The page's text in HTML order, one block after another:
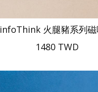
infoThink 火腿豬系列
1480 TWD